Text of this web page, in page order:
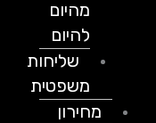
מהיום
להיום
שליחות
משפטית
מחירון